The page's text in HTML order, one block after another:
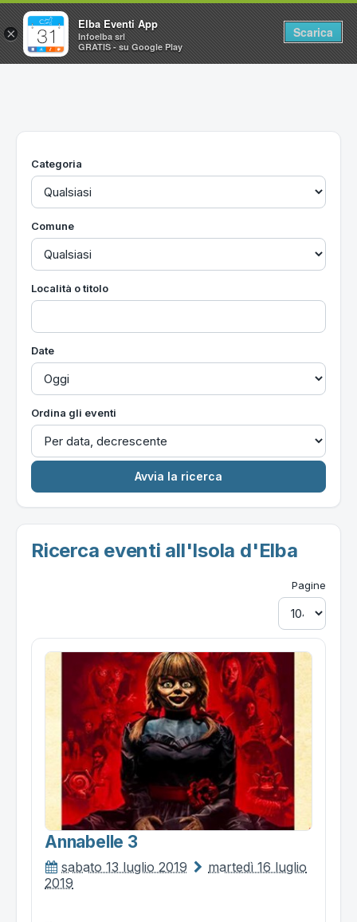
Home
Utilità
Categoria
Comune
Località o titolo
Date
Ordina gli eventi
Ricerca eventi all'Isola d'Elba
Pagine
Annabelle 3
sabato 13 luglio 2019
martedì 16 luglio
2019
×
Elba Eventi App
Infoelba srl
GRATIS - su Google Play
Scarica